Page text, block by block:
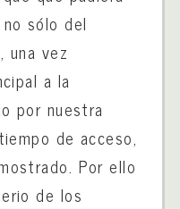
sólo del
una vez
a la
por nuestra
de acceso,
Por ello
de los